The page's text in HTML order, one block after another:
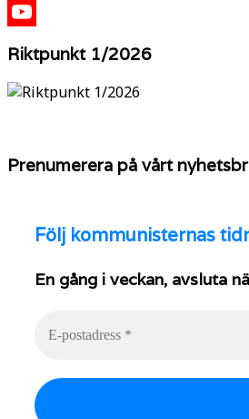
X
Riktpunkt 1/2026
Prenumerera på vårt
Följ kommunisternas
En gång i veckan, avsluta